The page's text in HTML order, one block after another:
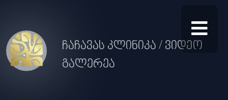
ჩაჩავას კლინიკა / ვიდეო
გალერეა